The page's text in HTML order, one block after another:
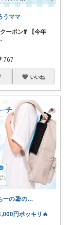
うママ
ーポン❣️ 【今年
767
いいね
モカちーの🏖️のんびりライフ🐈✨
円ポッキリ🔥